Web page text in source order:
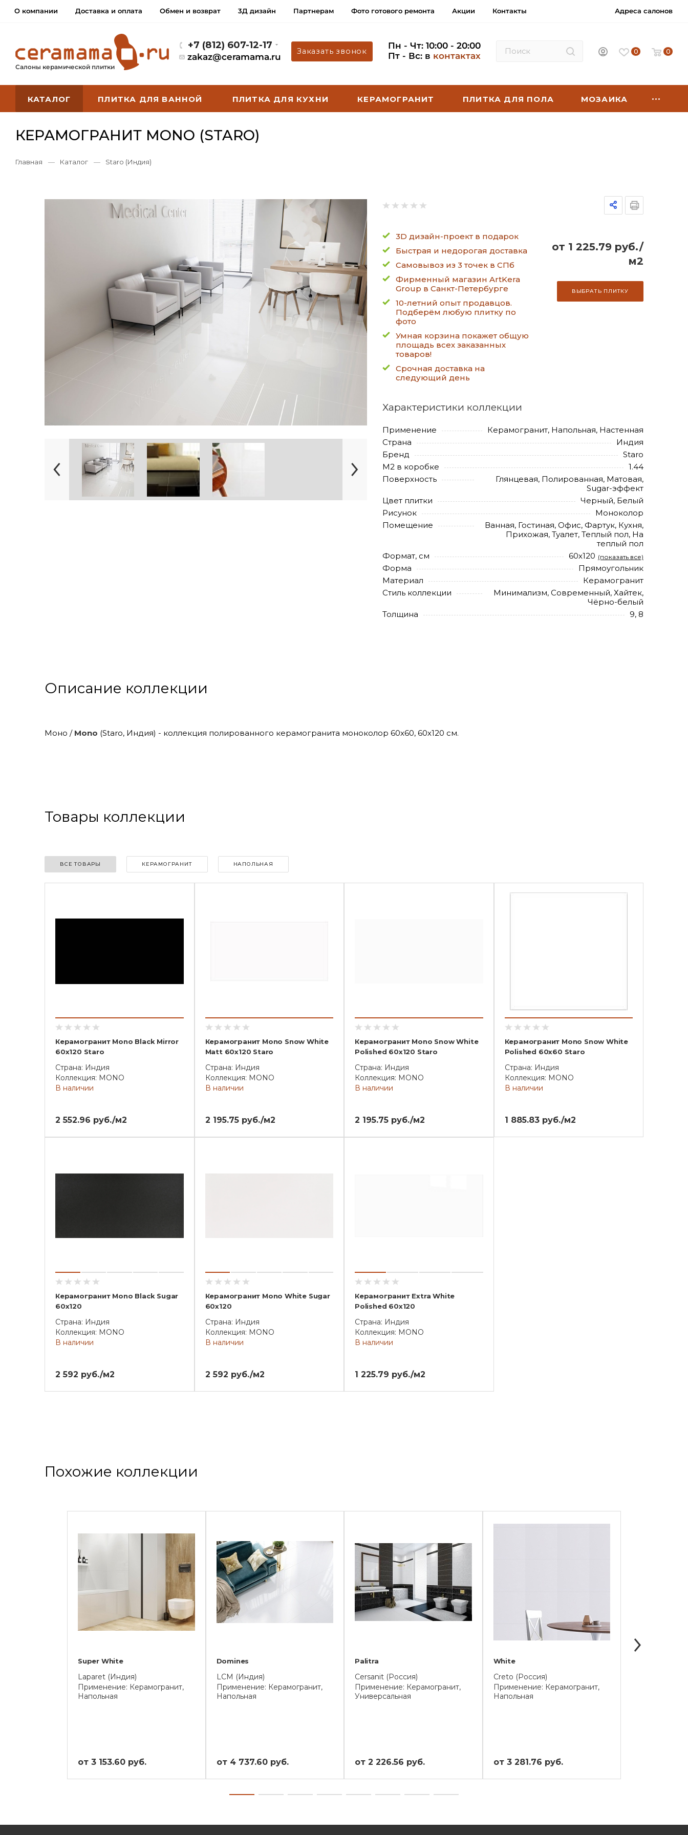
О компании Доставка и оплата Обмен и возврат 3Д дизайн Партнерам Фото готового ремонта Акции Контакты Адреса салонов
Салоны керамической плитки
+7 (812) 607-12-17
zakaz@ceramama.ru
Заказать звонок
Пн - Чт: 10:00 - 20:00
Пт - Вс: в контактах 0 0
КАТАЛОГ ПЛИТКА ДЛЯ ВАННОЙ ПЛИТКА ДЛЯ КУХНИ КЕРАМОГРАНИТ ПЛИТКА ДЛЯ ПОЛА МОЗАИКА
КЕРАМОГРАНИТ MONO (STARO)
Главная — Каталог — Staro (Индия)
3D дизайн-проект в подарок
Быстрая и недорогая доставка
Самовывоз из 3 точек в СПб
Фирменный магазин ArtKera
Group в Санкт-Петербурге
10-летний опыт продавцов.
Подберём любую плитку по
фото
Умная корзина покажет общую
площадь всех заказанных
товаров!
Срочная доставка на
следующий день
от 1 225.79 руб./
м2
ВЫБРАТЬ ПЛИТКУ
Характеристики коллекции
Применение
Керамогранит, Напольная, Настенная
Страна
Индия
Бренд
Staro
М2 в коробке
1.44
Поверхность
Глянцевая, Полированная, Матовая,
Sugar-эффект
Цвет плитки
Черный, Белый
Рисунок
Моноколор
Помещение
Ванная, Гостиная, Офис, Фартук, Кухня,
Прихожая, Туалет, Теплый пол, На
теплый пол
Формат, см
60х120 (показать все)
Форма
Прямоугольник
Материал
Керамогранит
Стиль коллекции
Минимализм, Современный, Хайтек,
Чёрно-белый
Толщина
9, 8
Описание коллекции
Моно / Mono (Staro, Индия) - коллекция полированного керамогранита моноколор 60х60, 60х120 см.
Товары коллекции
ВСЕ ТОВАРЫ КЕРАМОГРАНИТ НАПОЛЬНАЯ
Керамогранит Mono Black Mirror
60х120 Staro
Страна: Индия
Коллекция: MONO
В наличии
2 552.96 руб./м2
Керамогранит Mono Snow White
Matt 60x120 Staro
Страна: Индия
Коллекция: MONO
В наличии
2 195.75 руб./м2
Керамогранит Mono Snow White
Polished 60x120 Staro
Страна: Индия
Коллекция: MONO
В наличии
2 195.75 руб./м2
Керамогранит Mono Snow White
Polished 60x60 Staro
Страна: Индия
Коллекция: MONO
В наличии
1 885.83 руб./м2
Керамогранит Mono Black Sugar
60x120
Страна: Индия
Коллекция: MONO
В наличии
2 592 руб./м2
Керамогранит Mono White Sugar
60x120
Страна: Индия
Коллекция: MONO
В наличии
2 592 руб./м2
Керамогранит Extra White
Polished 60x120
Страна: Индия
Коллекция: MONO
В наличии
1 225.79 руб./м2
Похожие коллекции
Super White
Laparet (Индия)
Применение: Керамогранит,
Напольная
от 3 153.60 руб.
Domines
LCM (Индия)
Применение: Керамогранит,
Напольная
от 4 737.60 руб.
Palitra
Cersanit (Россия)
Применение: Керамогранит,
Универсальная
от 2 226.56 руб.
White
Creto (Россия)
Применение: Керамогранит,
Напольная
от 3 281.76 руб.